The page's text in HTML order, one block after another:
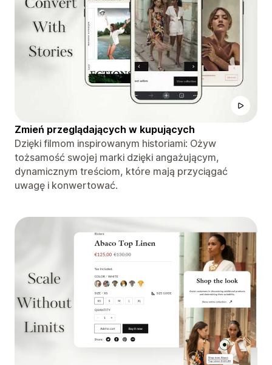
Zmień przeglądających w kupujących
Dzięki filmom inspirowanym historiami: Ożyw
tożsamość swojej marki dzięki angażującym,
dynamicznym treściom, które mają przyciągać
uwagę i konwertować.